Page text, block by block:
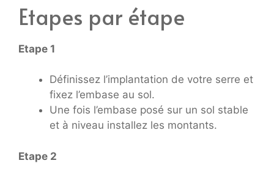
Etapes par étape
Etape 1
Définissez l’implantation de votre serre et
fixez l’embase au sol.
Une fois l’embase posé sur un sol stable
et à niveau installez les montants.
Etape 2